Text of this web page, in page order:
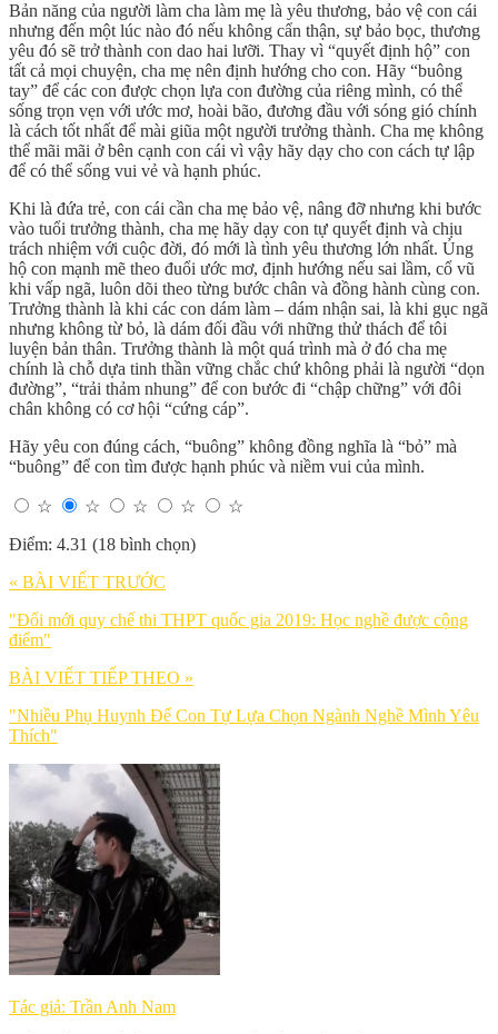
Bản năng của người làm cha làm mẹ là yêu thương, bảo vệ con cái
nhưng đến một lúc nào đó nếu không cẩn thận, sự bảo bọc, thương
yêu đó sẽ trở thành con dao hai lưỡi. Thay vì “quyết định hộ” con
tất cả mọi chuyện, cha mẹ nên định hướng cho con. Hãy “buông
tay” để các con được chọn lựa con đường của riêng mình, có thể
sống trọn vẹn với ước mơ, hoài bão, đương đầu với sóng gió chính
là cách tốt nhất để mài giũa một người trưởng thành. Cha mẹ không
thể mãi mãi ở bên cạnh con cái vì vậy hãy dạy cho con cách tự lập
để có thể sống vui vẻ và hạnh phúc.
Khi là đứa trẻ, con cái cần cha mẹ bảo vệ, nâng đỡ nhưng khi bước
vào tuổi trưởng thành, cha mẹ hãy dạy con tự quyết định và chịu
trách nhiệm với cuộc đời, đó mới là tình yêu thương lớn nhất. Ủng
hộ con mạnh mẽ theo đuổi ước mơ, định hướng nếu sai lầm, cổ vũ
khi vấp ngã, luôn dõi theo từng bước chân và đồng hành cùng con.
Trưởng thành là khi các con dám làm – dám nhận sai, là khi gục ngã
nhưng không từ bỏ, là dám đối đầu với những thử thách để tôi
luyện bản thân. Trưởng thành là một quá trình mà ở đó cha mẹ
chính là chỗ dựa tinh thần vững chắc chứ không phải là người “dọn
đường”, “trải thảm nhung” để con bước đi “chập chững” với đôi
chân không có cơ hội “cứng cáp”.
Hãy yêu con đúng cách, “buông” không đồng nghĩa là “bỏ” mà
“buông” để con tìm được hạnh phúc và niềm vui của mình.
☆ ☆ ☆ ☆
☆
Điểm: 4.31 (18 bình chọn)
« BÀI VIẾT TRƯỚC
"Đổi mới quy chế thi THPT quốc gia 2019: Học nghề được cộng
điểm"
BÀI VIẾT TIẾP THEO »
"Nhiều Phụ Huynh Để Con Tự Lựa Chọn Ngành Nghề Mình Yêu
Thích"
Tác giả: Trần Anh Nam